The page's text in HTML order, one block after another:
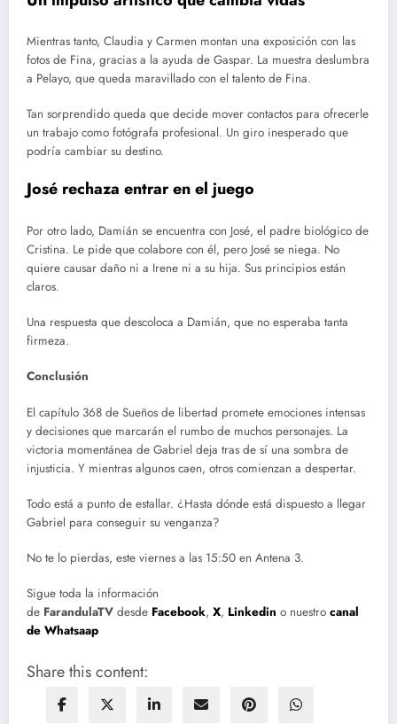
Mientras tanto, Claudia y Carmen montan una exposición con las
fotos de Fina, gracias a la ayuda de Gaspar. La muestra deslumbra
a Pelayo, que queda maravillado con el talento de Fina.
Tan sorprendido queda que decide mover contactos para ofrecerle
un trabajo como fotógrafa profesional. Un giro inesperado que
podría cambiar su destino.
José rechaza entrar en el juego
Por otro lado, Damián se encuentra con José, el padre biológico de
Cristina. Le pide que colabore con él, pero José se niega. No
quiere causar daño ni a Irene ni a su hija. Sus principios están
claros.
Una respuesta que descoloca a Damián, que no esperaba tanta
firmeza.
Conclusión
El capítulo 368 de Sueños de libertad promete emociones intensas
y decisiones que marcarán el rumbo de muchos personajes. La
victoria momentánea de Gabriel deja tras de sí una sombra de
injusticia. Y mientras algunos caen, otros comienzan a despertar.
Todo está a punto de estallar. ¿Hasta dónde está dispuesto a llegar
Gabriel para conseguir su venganza?
No te lo pierdas, este viernes a las 15:50 en Antena 3.
Sigue toda la información
de FarandulaTV desde Facebook, X, Linkedin o nuestro canal
de Whatsaap
Share this content: